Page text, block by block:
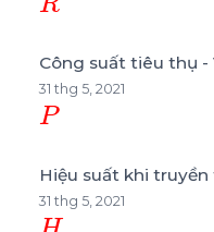
Công suất tiêu thụ -
31 thg 5, 2021
P
Hiệu suất khi truyền
31 thg 5, 2021
H